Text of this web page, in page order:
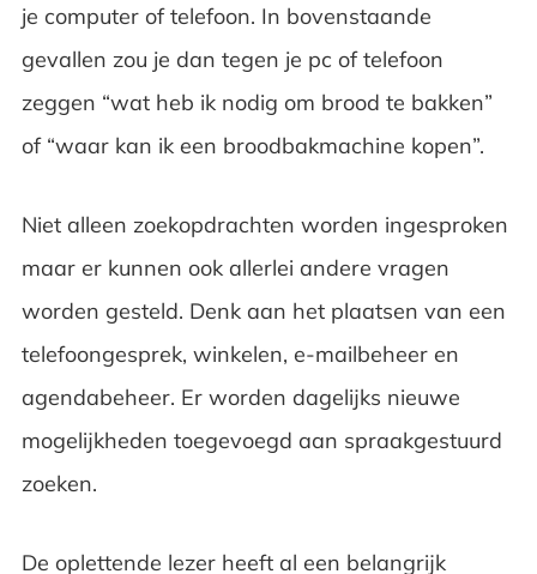
je computer of telefoon. In bovenstaande
gevallen zou je dan tegen je pc of telefoon
zeggen “wat heb ik nodig om brood te bakken”
of “waar kan ik een broodbakmachine kopen”.
Niet alleen zoekopdrachten worden ingesproken
maar er kunnen ook allerlei andere vragen
worden gesteld. Denk aan het plaatsen van een
telefoongesprek, winkelen, e-mailbeheer en
agendabeheer. Er worden dagelijks nieuwe
mogelijkheden toegevoegd aan spraakgestuurd
zoeken.
De oplettende lezer heeft al een belangrijk